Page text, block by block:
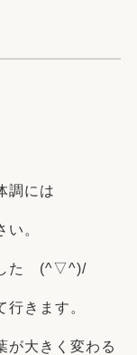
調には
。
した (^▽^)/
きます。
が大きく変わる